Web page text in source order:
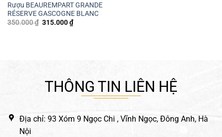
Rượu BEAUREMPART GRANDE
RÉSERVE GASCOGNE BLANC
350.000₫ Giá
315.000₫Giá
hiện
THÔNG TIN LIÊN HỆ
Địa chỉ: 93 Xóm 9 Ngọc Chi , Vĩnh Ngọc, Đông Anh, Hà
Nội